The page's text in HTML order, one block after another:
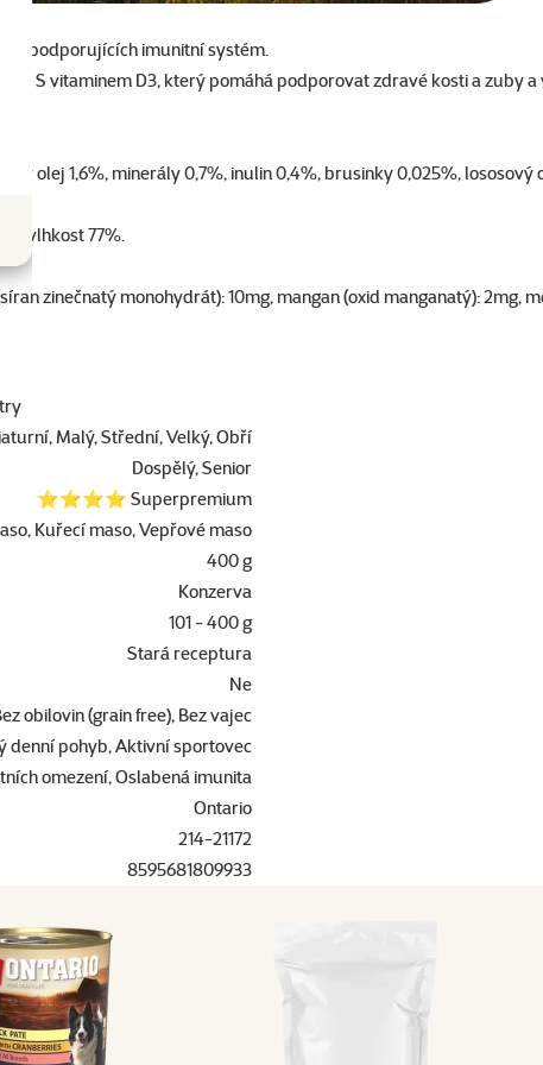
podporujících imunitní systém.
. S vitaminem D3, který pomáhá podporovat zdravé kosti a zuby a
olej 1,6%, minerály 0,7%, inulin 0,4%, brusinky 0,025%, lososový
vlhkost 77%.
zinečnatý monohydrát): 10mg, mangan (oxid manganatý):
Malý, Střední, Velký, Obří
Dospělý, Senior
⭐⭐⭐⭐ Superpremium
Kuřecí maso, Vepřové maso
400 g
Konzerva
101 - 400 g
Stará receptura
Ne
obilovin (grain free), Bez vajec
denní pohyb, Aktivní sportovec
omezení, Oslabená imunita
Ontario
214-21172
8595681809933